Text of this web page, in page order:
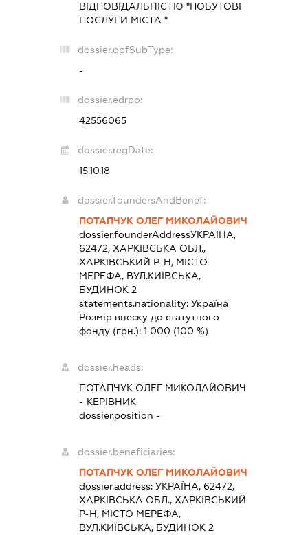
ВІДПОВІДАЛЬНІСТЮ "ПОБУТОВІ
ПОСЛУГИ МІСТА "
dossier.opfSubType:
-
dossier.edrpo:
42556065
dossier.regDate:
15.10.18
dossier.foundersAndBenef:
ПОТАПЧУК ОЛЕГ МИКОЛАЙОВИЧ
dossier.founderAddressУКРАЇНА,
62472, ХАРКІВСЬКА ОБЛ.,
ХАРКІВСЬКИЙ Р-Н, МІСТО
МЕРЕФА, ВУЛ.КИЇВСЬКА,
БУДИНОК 2
statements.nationality: Україна
Розмір внеску до статутного
фонду (грн.): 1 000 (100 %)
dossier.heads:
ПОТАПЧУК ОЛЕГ МИКОЛАЙОВИЧ
- КЕРІВНИК
dossier.position -
dossier.beneficiaries:
ПОТАПЧУК ОЛЕГ МИКОЛАЙОВИЧ
dossier.address: УКРАЇНА, 62472,
ХАРКІВСЬКА ОБЛ., ХАРКІВСЬКИЙ
Р-Н, МІСТО МЕРЕФА,
ВУЛ.КИЇВСЬКА, БУДИНОК 2